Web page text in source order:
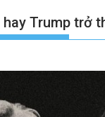
Trump trở